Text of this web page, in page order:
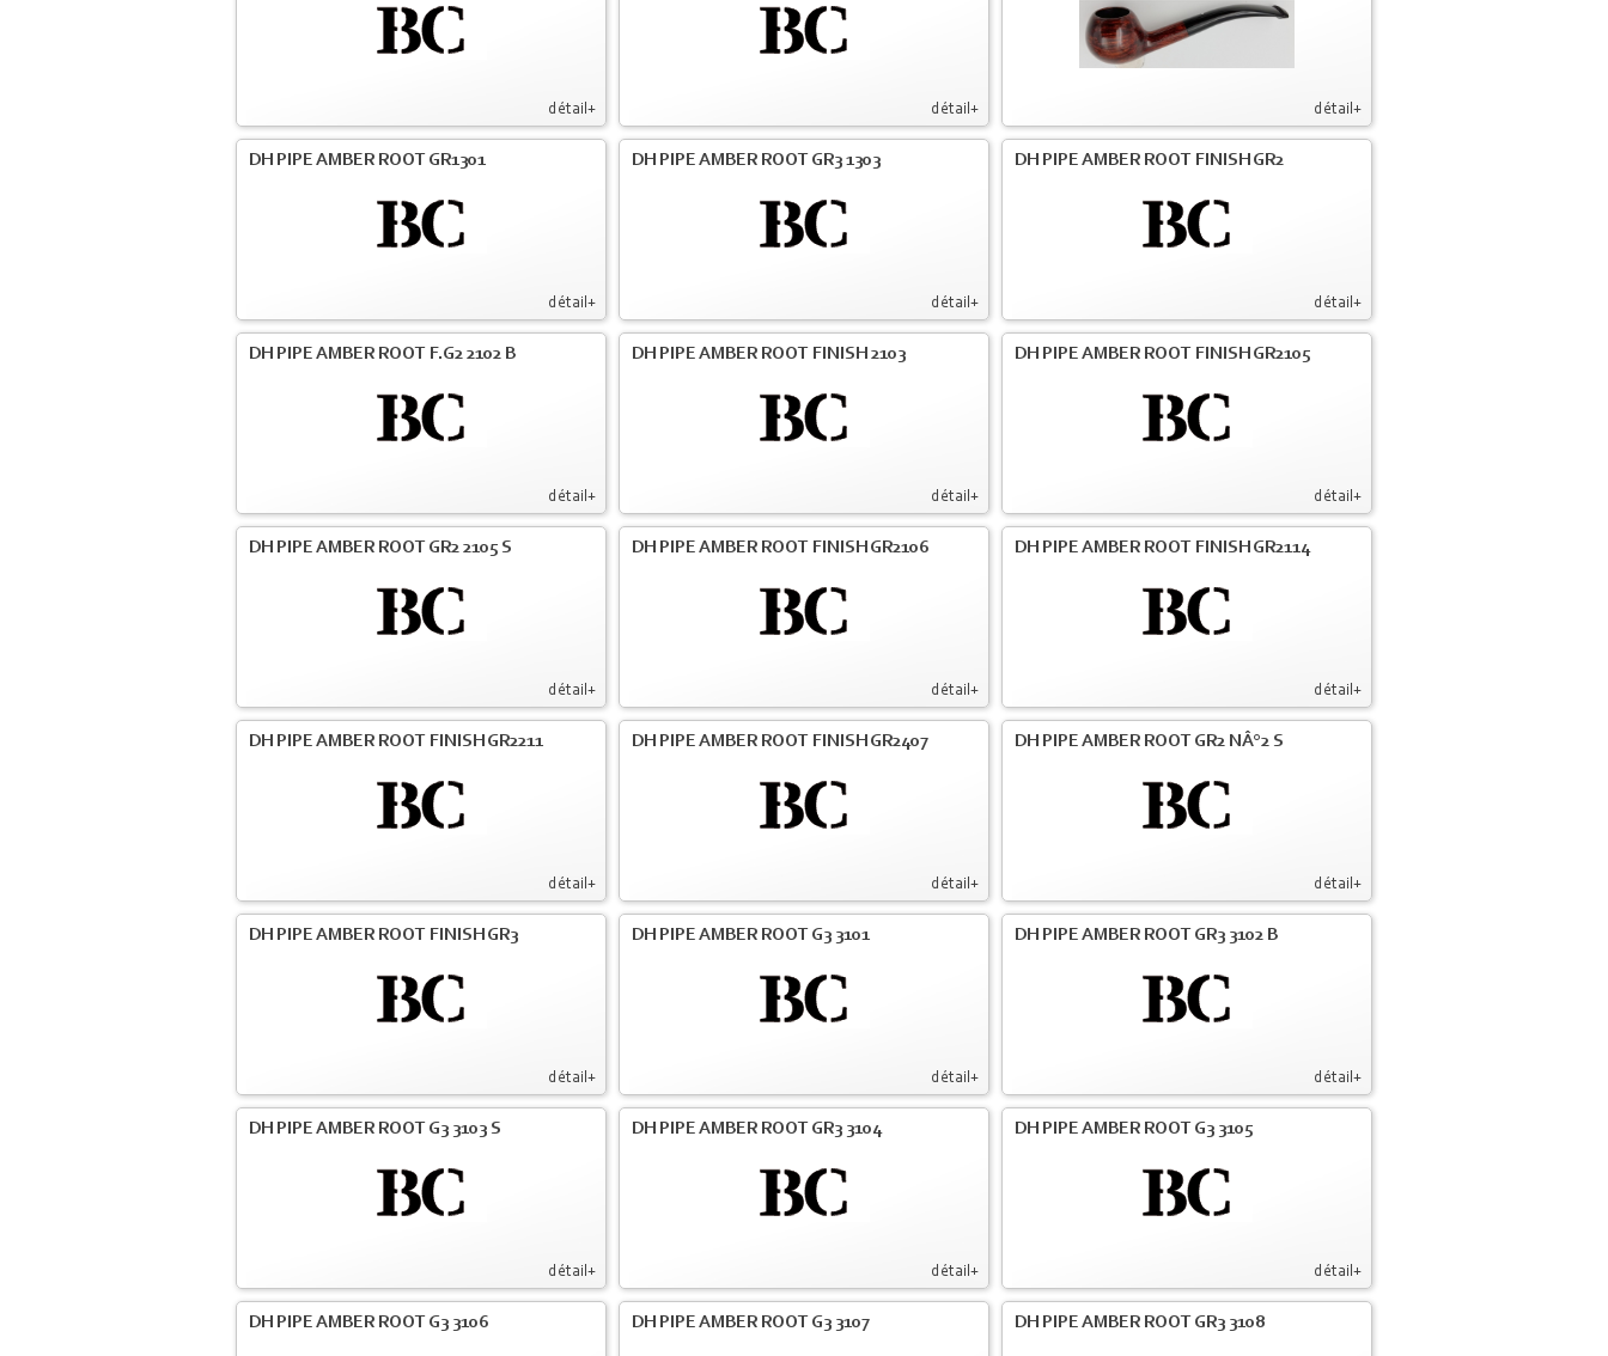
détail+ détail+ détail+
détail+
DH PIPE AMBER ROOT GR1301
détail+
DH PIPE AMBER ROOT GR3 1303
détail+
DH PIPE AMBER ROOT FINISH GR2
détail+
DH PIPE AMBER ROOT F.G2 2102 B
détail+
DH PIPE AMBER ROOT FINISH 2103
détail+
DH PIPE AMBER ROOT FINISH GR2105
détail+
DH PIPE AMBER ROOT GR2 2105 S
détail+
DH PIPE AMBER ROOT FINISH GR2106
détail+
DH PIPE AMBER ROOT FINISH GR2114
détail+
DH PIPE AMBER ROOT FINISH GR2211
détail+
DH PIPE AMBER ROOT FINISH GR2407
détail+
DH PIPE AMBER ROOT GR2 NÂ°2 S
détail+
DH PIPE AMBER ROOT FINISH GR3
détail+
DH PIPE AMBER ROOT G3 3101
détail+
DH PIPE AMBER ROOT GR3 3102 B
détail+
DH PIPE AMBER ROOT G3 3103 S
détail+
DH PIPE AMBER ROOT GR3 3104
détail+
DH PIPE AMBER ROOT G3 3105
DH PIPE AMBER ROOT G3 3106 DH PIPE AMBER ROOT G3 3107 DH PIPE AMBER ROOT GR3 3108